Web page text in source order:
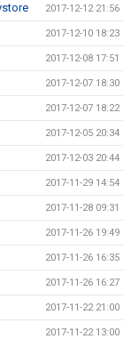
2017-12-12 21:56
2017-12-10 18:23
2017-12-08 17:51
2017-12-07 18:30
2017-12-07 18:22
2017-12-05 20:34
2017-12-03 20:44
2017-11-29 14:54
2017-11-28 09:31
2017-11-26 19:49
2017-11-26 16:35
2017-11-26 16:27
2017-11-22 21:00
2017-11-22 13:00